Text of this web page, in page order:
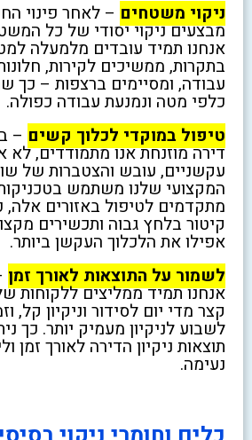
ניקוי משטחים – לאחר פינוי
מבצעים ניקוי יסודי של כל
אנחנו תמיד עובדים מלמעלה
בתקרות, ממשיכים לקירות,
עבודה, ומסיימים ברצפות – כך
כלפי מטה ונמנעת עבודה כפולה.
טיפול במוקדי לכלוך קשים –
דירה מוזנחת אנו מתמודדים,
עקשניים, עובש והצטברות של
המקצועי שלנו משתמש
מתקדמים לטיפול באזורים אלה,
קיטור בלחץ גבוה ותכשירים
אפילו את הלכלוך העקשן ביותר.
לשמור על התוצאות לאורך זמן
אנחנו תמיד ממליצים ללקוחות
קצר מדי יום לסידור וניקיון קל,
לשבוע לניקיון מעמיק יותר. כך
תוצאות ניקיון הדירה לאורך זמן
נעימה.